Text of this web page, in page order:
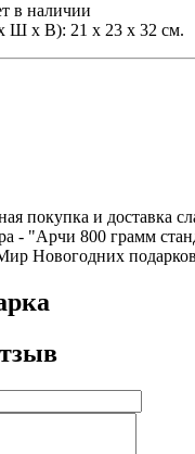
в наличии
Ш х В): 21 х 23 х 32 см.
покупка и доставка
- "Арчи 800 грамм
Новогодних